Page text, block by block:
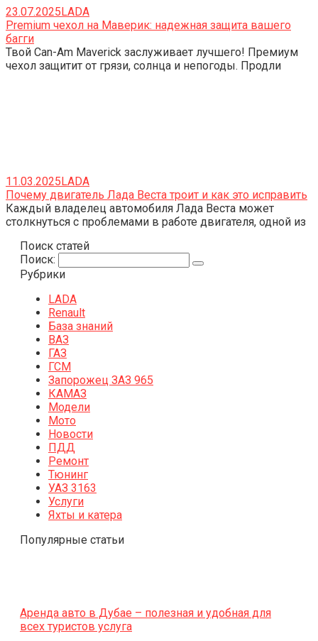
23.07.2025 LADA
Premium чехол на Маверик: надежная защита вашего
багги
Твой Can-Am Maverick заслуживает лучшего! Премиум
чехол защитит от грязи, солнца и непогоды. Продли
11.03.2025 LADA
Почему двигатель Лада Веста троит и как это исправить
Каждый владелец автомобиля Лада Веста может
столкнуться с проблемами в работе двигателя, одной из
Поиск статей
Поиск:
Рубрики
LADA
Renault
База знаний
ВАЗ
ГАЗ
ГСМ
Запорожец ЗАЗ 965
КАМАЗ
Модели
Мото
Новости
ПДД
Ремонт
Тюнинг
УАЗ 3163
Услуги
Яхты и катера
Популярные статьи
Аренда авто в Дубае – полезная и удобная для
всех туристов услуга